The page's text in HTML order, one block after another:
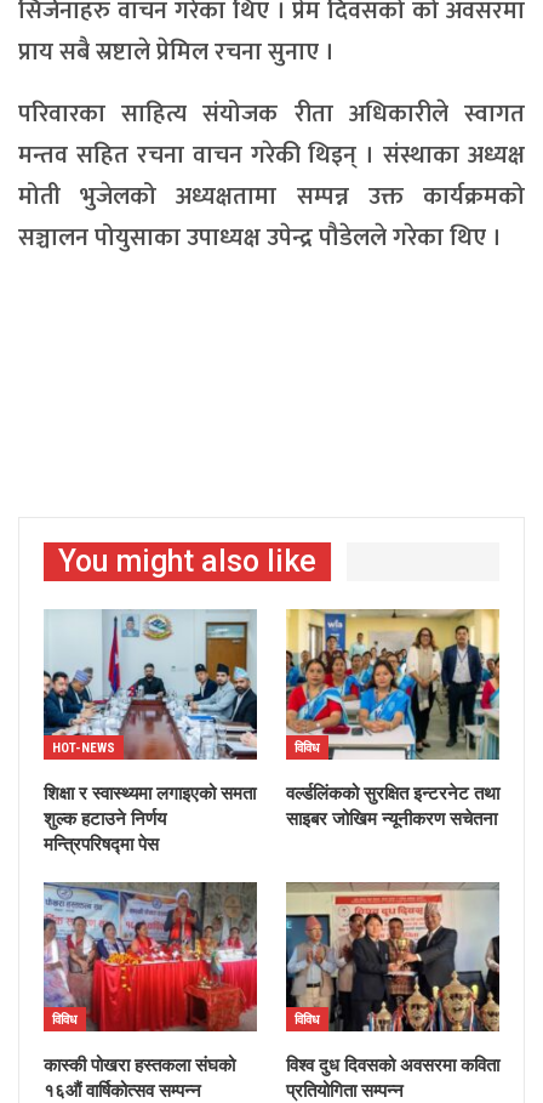
सिर्जनाहरु वाचन गरेका थिए । प्रेम दिवसको को अवसरमा
प्राय सबै स्रष्टाले प्रेमिल रचना सुनाए ।
परिवारका साहित्य संयोजक रीता अधिकारीले स्वागत
मन्तव सहित रचना वाचन गरेकी थिइन् । संस्थाका अध्यक्ष
मोती भुजेलको अध्यक्षतामा सम्पन्न उक्त कार्यक्रमको
सञ्चालन पोयुसाका उपाध्यक्ष उपेन्द्र पौडेलले गरेका थिए ।
You might also like
HOT-NEWS
शिक्षा र स्वास्थ्यमा लगाइएको समता
शुल्क हटाउने निर्णय
मन्त्रिपरिषद्मा पेस
विविध
वर्ल्डलिंकको सुरक्षित इन्टरनेट तथा
साइबर जोखिम न्यूनीकरण सचेतना
विविध
कास्की पोखरा हस्तकला संघको
१६औं वार्षिकोत्सव सम्पन्न
विविध
विश्व दुध दिवसको अवसरमा कविता
प्रतियोगिता सम्पन्न